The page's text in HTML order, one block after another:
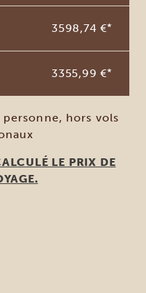
3598,74 €*
3355,99 €*
hors vols
LE PRIX DE